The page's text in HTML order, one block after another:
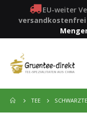
EU-weiter
versandkostenfrei
TEE